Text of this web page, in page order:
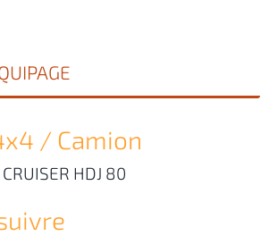
/ Camion
HDJ 80